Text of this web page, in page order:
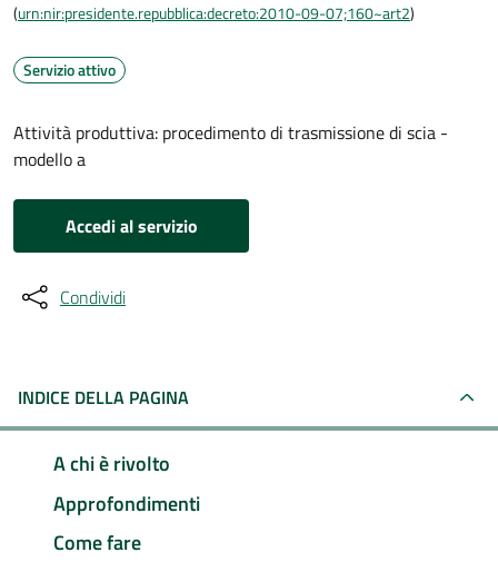
(urn:nir:presidente.repubblica:decreto:2010-09-07;160~art2)
Servizio attivo
Attività produttiva: procedimento di trasmissione di scia -
modello a
Accedi al servizio
Condividi
INDICE DELLA PAGINA
A chi è rivolto
Approfondimenti
Come fare